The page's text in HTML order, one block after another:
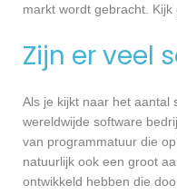
markt wordt gebracht.
Zijn er veel
Als je kijkt naar het aantal
wereldwijde software
van programmatuur die
natuurlijk ook een groot
ontwikkeld hebben die